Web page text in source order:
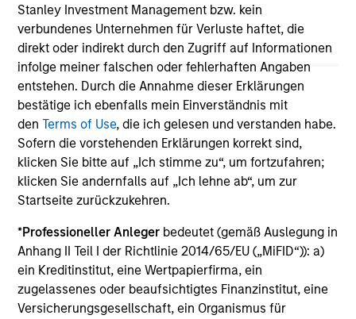
Stanley Investment Management bzw. kein
verbundenes Unternehmen für Verluste haftet, die
direkt oder indirekt durch den Zugriff auf Informationen
infolge meiner falschen oder fehlerhaften Angaben
entstehen. Durch die Annahme dieser Erklärungen
bestätige ich ebenfalls mein Einverständnis mit
denTerms of Use, die ich gelesen und verstanden habe.
Sofern die vorstehenden Erklärungen korrekt sind,
klicken Sie bitte auf „Ich stimme zu“, um fortzufahren;
klicken Sie andernfalls auf „Ich lehne ab“, um zur
Startseite zurückzukehren.
*Professioneller Anleger bedeutet (gemäß Auslegung in
Anhang II Teil I der Richtlinie 2014/65/EU („MiFID“)): a)
ein Kreditinstitut, eine Wertpapierfirma, ein
zugelassenes oder beaufsichtigtes Finanzinstitut, eine
Versicherungsgesellschaft, ein Organismus für
The information on this page is for informational
purposes only. The information contained herein does
not constitute and should not be construed as an
offering of advisory services or an offer to sell or a
solicitation of an offer to buy any securities in any
jurisdiction in which such offer or solicitation,
purchase or sale would be unlawful under the
securities, insurance or other laws of such jurisdiction.
All investing involves risks, including a loss of principal.
Please refer to the strategy detail page for important
information on the strategy, including additional risk
considerations.